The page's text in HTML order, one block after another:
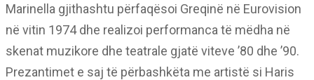
Marinella gjithashtu përfaqësoi Greqinë në Eurovision
në vitin 1974 dhe realizoi performanca të mëdha në
skenat muzikore dhe teatrale gjatë viteve ’80 dhe ’90.
Prezantimet e saj të përbashkëta me artistë si Haris